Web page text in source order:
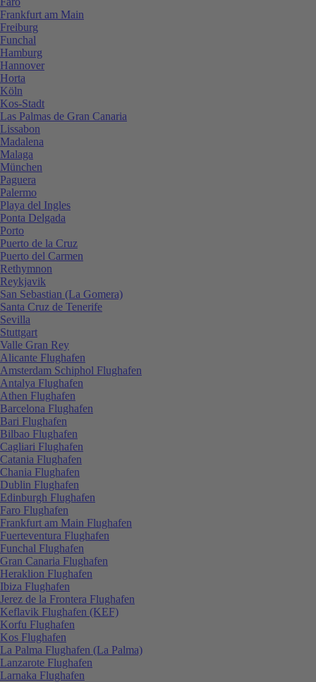
Frankfurt am Main
Freiburg
Funchal
Hamburg
Hannover
Horta
Köln
Kos-Stadt
Las Palmas de Gran Canaria
Lissabon
Madalena
Malaga
München
Paguera
Palermo
Playa del Ingles
Ponta Delgada
Porto
Puerto de la Cruz
Puerto del Carmen
Rethymnon
Reykjavik
San Sebastian (La Gomera)
Santa Cruz de Tenerife
Sevilla
Stuttgart
Valle Gran Rey
Alicante Flughafen
Amsterdam Schiphol Flughafen
Antalya Flughafen
Athen Flughafen
Barcelona Flughafen
Bari Flughafen
Bilbao Flughafen
Cagliari Flughafen
Catania Flughafen
Chania Flughafen
Dublin Flughafen
Edinburgh Flughafen
Faro Flughafen
Frankfurt am Main Flughafen
Fuerteventura Flughafen
Funchal Flughafen
Gran Canaria Flughafen
Heraklion Flughafen
Ibiza Flughafen
Jerez de la Frontera Flughafen
Keflavik Flughafen (KEF)
Korfu Flughafen
Kos Flughafen
La Palma Flughafen (La Palma)
Lanzarote Flughafen
Larnaka Flughafen